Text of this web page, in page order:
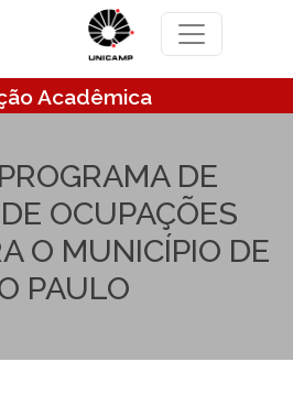
Acadêmica
DE
OCUPAÇÕES
O MUNICÍPIO DE
PAULO